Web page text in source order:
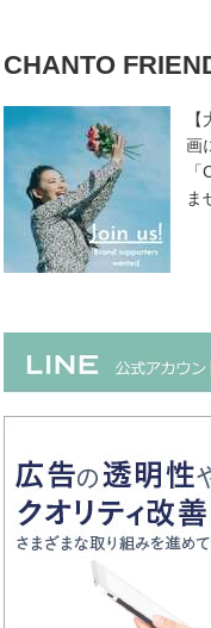
CHANTO
画
ま